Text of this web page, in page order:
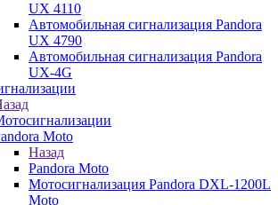
UX 4110
Автомобильная сигнализация Pandora
UX 4790
Автомобильная сигнализация Pandora
UX-4G
Moto
Назад
Pandora Moto
Мотосигнализация Pandora DXL-1200L
Moto